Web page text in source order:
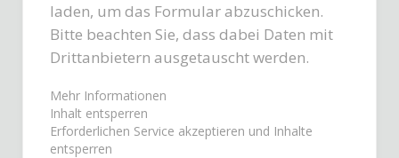
laden, um das Formular abzuschicken.
Bitte beachten Sie, dass dabei Daten mit
Drittanbietern ausgetauscht werden.
Mehr Informationen
Inhalt entsperren
Erforderlichen Service akzeptieren und Inhalte
entsperren